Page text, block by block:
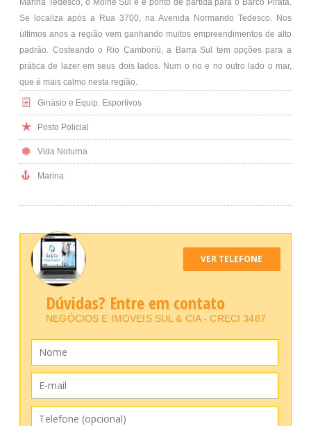
Marina Tedesco, o Molhe Sul e é ponto de partida para o Barco Pirata.
Se localiza após a Rua 3700, na Avenida Normando Tedesco. Nos
últimos anos a região vem ganhando muitos empreendimentos de alto
padrão. Costeando o Rio Camboriú, a Barra Sul tem opções para a
prática de lazer em seus dois lados. Num o rio e no outro lado o mar,
que é mais calmo nesta região.
Ginásio e Equip. Esportivos
Posto Policial
Vida Noturna
Marina
VER TELEFONE
Dúvidas? Entre em contato
NEGÓCIOS E IMOVEIS SUL & CIA - CRECI 3487